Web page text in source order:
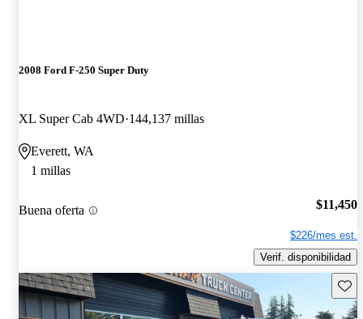
2008 Ford F-250 Super Duty
XL Super Cab 4WD 144,137 millas
Everett, WA
1 millas
Buena oferta $11,450
$226/mes est.
Verif. disponibilidad